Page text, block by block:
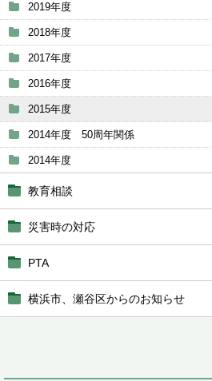
2019年度
2018年度
2017年度
2016年度
2015年度
2014年度 50周年関係
2014年度
教育相談
災害時の対応
PTA
横浜市、瀬谷区からのお知らせ